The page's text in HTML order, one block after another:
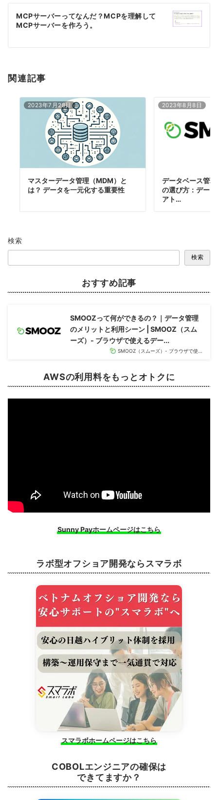
ン
MCPサーバーってなんだ？MCPを理解して
MCPサーバーを作ろう。
関連記事
2023年7月28日
マスターデータ管理（MDM）と
は？ データを一元化する重要性
2023年8月8日
データベース管
の選び方：デー
アト…
検索
検索
おすすめ記事
SMOOZって何ができるの？｜データ管理
のメリットと利用シーン | SMOOZ（スム
ーズ）- ブラウザで使えるデー...
SMOOZ（スムーズ）- ブラウザで使...
AWSの利用料をもっと オトクに
Sunny Payホームページはこちら
ラボ型オフショア開発ならスマラボ
スマラボホームページはこちら
COBOLエンジニアの確保は
できてますか？